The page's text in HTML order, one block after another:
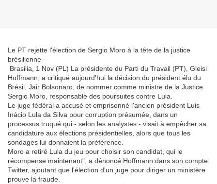
Le PT rejette l'élection de Sergio Moro à la tête de la justice
brésilienne
Brasilia, 1 Nov (PL) La présidente du Parti du Travail (PT), Gleisi
Hoffmann, a critiqué aujourd'hui la décision du président élu du
Brésil, Jair Bolsonaro, de nommer comme ministre de la Justice
Sergio Moro, responsable des poursuites contre Lula.
Le juge fédéral a accusé et emprisonné l'ancien président Luis
Inácio Lula da Silva pour corruption présumée, dans un
processus truqué qui - selon les analystes - visait à empêcher sa
candidature aux élections présidentielles, alors que tous les
sondages lui donnaient la préférence.
Moro a retiré Lula du jeu pour choisir son candidat, qui le
récompense maintenant", a dénoncé Hoffmann dans son compte
Twitter, ajoutant que l'élection d'un juge pour diriger un ministère
prouve la fraude.